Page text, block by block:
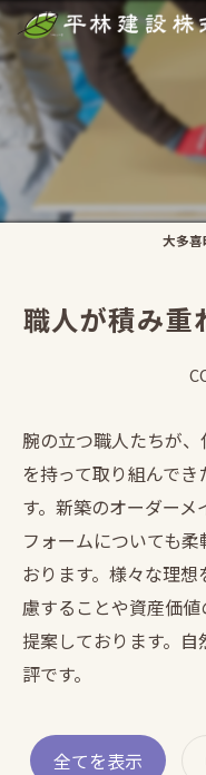
大多喜
職人が積み重
腕の立つ職人たちが
を持って取り組んで
す。新築のオーダー
フォームについても
おります。様々な理
慮することや資産価
提案しております。
評です。
全てを表示